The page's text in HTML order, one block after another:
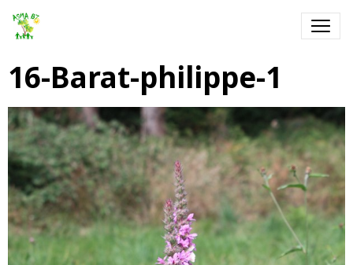
16-Barat-philippe-1